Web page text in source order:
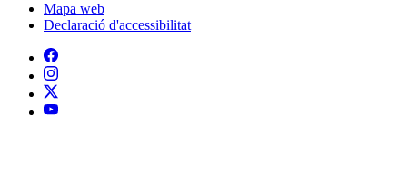
Mapa web
Declaració d'accessibilitat